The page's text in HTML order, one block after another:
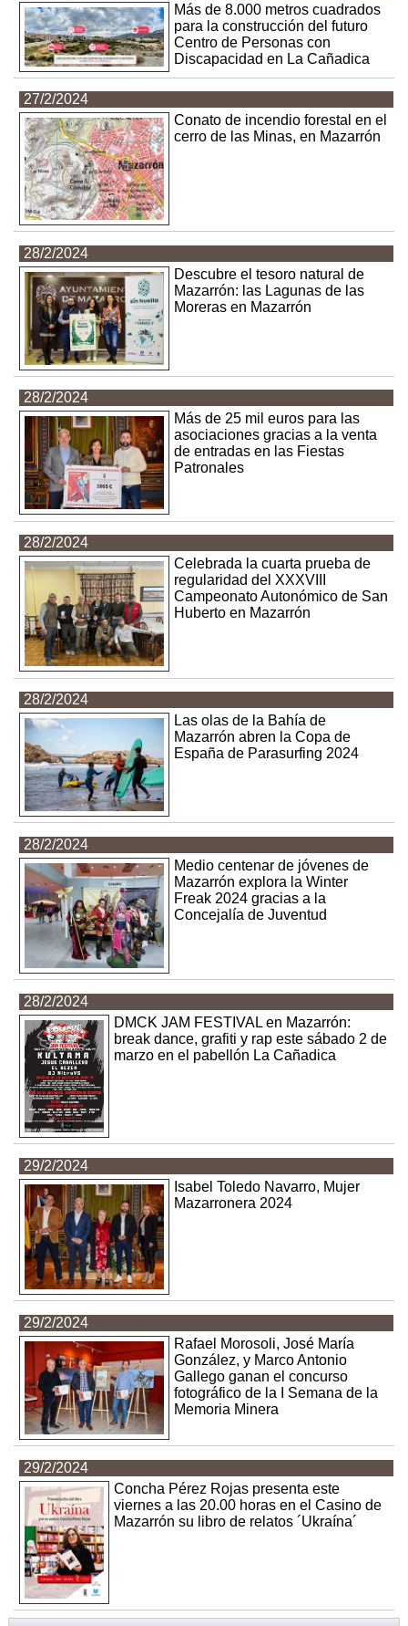
Más de 8.000 metros cuadrados
para la construcción del futuro
Centro de Personas con
Discapacidad en La Cañadica
27/2/2024
Conato de incendio forestal en el
cerro de las Minas, en Mazarrón
28/2/2024
Descubre el tesoro natural de
Mazarrón: las Lagunas de las
Moreras en Mazarrón
28/2/2024
Más de 25 mil euros para las
asociaciones gracias a la venta
de entradas en las Fiestas
Patronales
28/2/2024
Celebrada la cuarta prueba de
regularidad del XXXVIII
Campeonato Autonómico de San
Huberto en Mazarrón
28/2/2024
Las olas de la Bahía de
Mazarrón abren la Copa de
España de Parasurfing 2024
28/2/2024
Medio centenar de jóvenes de
Mazarrón explora la Winter
Freak 2024 gracias a la
Concejalía de Juventud
28/2/2024
DMCK JAM FESTIVAL en Mazarrón:
break dance, grafiti y rap este sábado 2 de
marzo en el pabellón La Cañadica
29/2/2024
Isabel Toledo Navarro, Mujer
Mazarronera 2024
29/2/2024
Rafael Morosoli, José María
González, y Marco Antonio
Gallego ganan el concurso
fotográfico de la I Semana de la
Memoria Minera
29/2/2024
Concha Pérez Rojas presenta este
viernes a las 20.00 horas en el Casino de
Mazarrón su libro de relatos ´Ukraína´